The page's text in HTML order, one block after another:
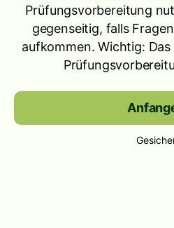
Prüfungsvorbereitung
gegenseitig, falls
aufkommen. Wichtig: